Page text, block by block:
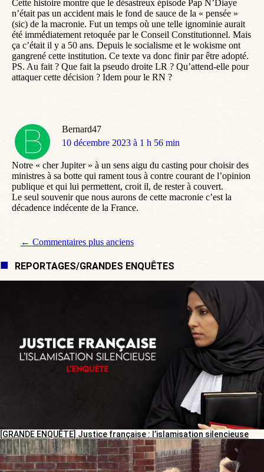
Cette histoire montre que le désastreux épisode Pap N’Diaye
n’était pas un accident mais le fond de sauce de la « pensée »
(sic) de la macronie. Fut un temps où une telle ignominie aurait
été immédiatement retoquée par le Conseil Constitutionnel. Mais
ça c’était il y a 50 ans. Depuis le socialisme et le wokisme ont
gangrené cette institution. Ce texte va donc finir par être adopté.
PS. Au fait ? Que fait la pseudo droite LR ? Qu’attend-elle pour
attaquer cette décision ? Idem pour le RN ?
Bernard47
dit
10 décembre 2023 à 1 h 56 min
Notre « cher Jupiter » à un sens aigu du casting pour choisir des
ministres à sa botte qui rament tous à contre courant de l’opinion
publique et qui lui permettent, croit il, de rester à couvert.
Le seul souvenir que nous aurons de cette macronie c’est la
décadence indécente de la France.
Navigation de commentaire
← Commentaires plus anciens
REPORTAGES/GRANDES ENQUÊTES
[GRANDE ENQUÊTE] Justice française : l’islamisation silencieuse